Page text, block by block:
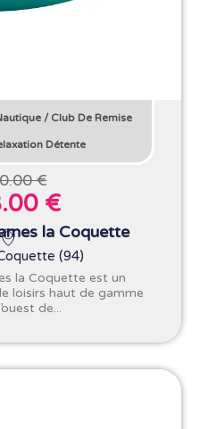
/ Club De Remise
Détente
€
€
la Coquette
(94)
la Coquette est un
loisirs haut de gamme
de...